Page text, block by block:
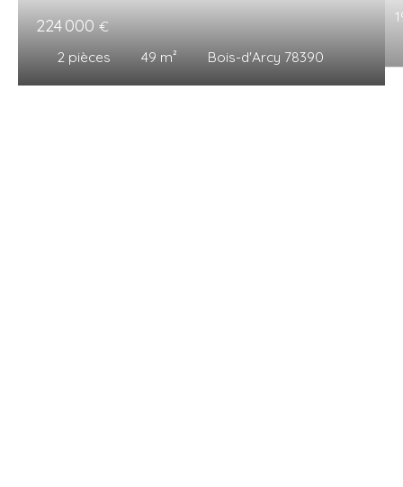
224 000 €
2 pièces 49 m² Bois-d'Arcy 78390